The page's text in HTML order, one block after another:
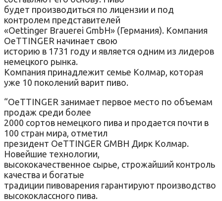
будет производиться по лицензии и под
контролем представителей
«Oettinger Brauerei GmbH» (Германия). Компания
OeTTINGER начинает свою
историю в 1731 году и является одним из лидеров
немецкого рынка.
Компания принадлежит семье Колмар, которая
уже 10 поколений варит пиво.
“OeTTINGER занимает первое место по объемам
продаж среди более
2000 сортов немецкого пива и продается почти в
100 стран мира, отметил
президент OeTTINGER GMBH Дирк Колмар.
Новейшие технологии,
высококачественное сырье, строжайший контроль
качества и богатые
традиции пивоварения гарантируют производство
высококлассного пива.